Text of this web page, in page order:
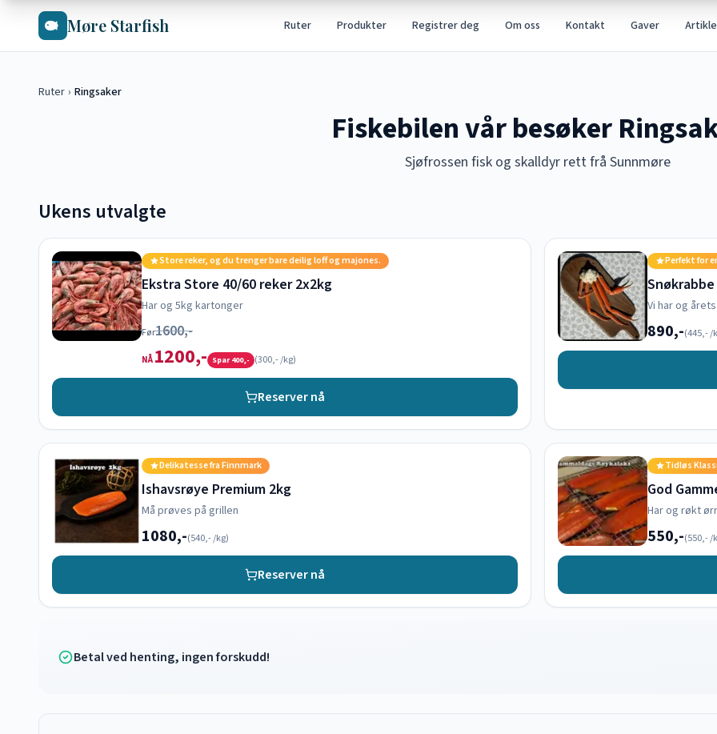
Hopp til hovedinnhold
Møre Starfish Ruter Produkter Registrer deg Om oss Kontakt Gaver
Ruter › Ringsaker
Fiskebilen vår besøker
Sjøfrossen fisk og skalldyr rett frå Sunnmøre
Ukens utvalgte
Store reker, og du trenger bare deilig loff og majones.
Ekstra Store 40/60 reker 2x2kg
Har og 5kg kartonger
Før1600,-
NÅ 1200,- Spar400,- (300,-/kg)
Reserver nå
Perfekt for
Vi har og
890,-(445,-/
Delikatesse fra Finnmark
Ishavsrøye Premium 2kg
Må prøves på grillen
1080,-(540,-/kg)
Reserver nå
Tidløs
God
Har og røkt
550,-(550,-/
Betal ved henting, ingen forskudd!